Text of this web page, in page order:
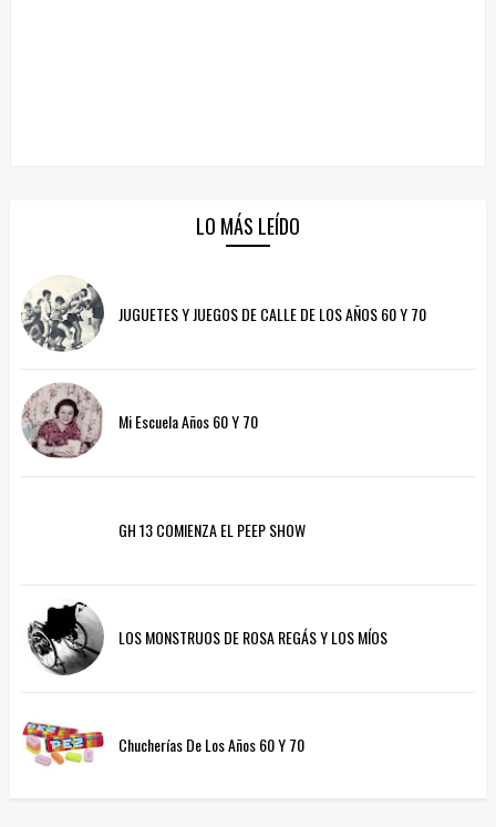
LO MÁS LEÍDO
JUGUETES Y JUEGOS DE CALLE DE LOS AÑOS 60 Y 70
Mi Escuela Años 60 Y 70
GH 13 COMIENZA EL PEEP SHOW
LOS MONSTRUOS DE ROSA REGÁS Y LOS MÍOS
Chucherías De Los Años 60 Y 70